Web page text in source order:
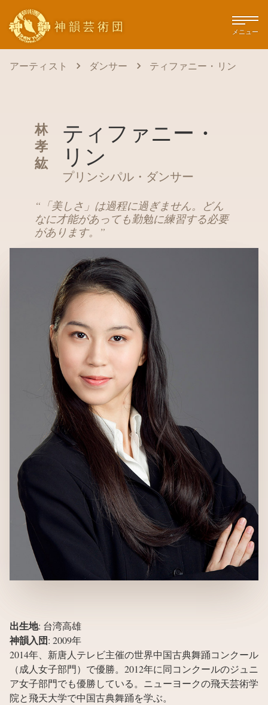
神韻芸術団 メニュー
アーティスト ダンサー ティファニー・リン
林
孝
紘
ティファニー・
リン
プリンシパル・ダンサー
“ 「美しさ」は過程に過ぎません。どん
なに才能があっても勤勉に練習する必要
があります。
”
出生地: 台湾高雄
神韻入団: 2009年
2014年、新唐人テレビ主催の世界中国古典舞踊コンクール
（成人女子部門）で優勝。2012年に同コンクールのジュニ
ア女子部門でも優勝している。ニューヨークの飛天芸術学
院と飛天大学で中国古典舞踊を学ぶ。